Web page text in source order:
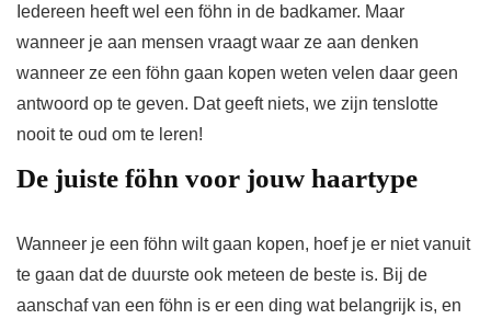
Iedereen heeft wel een föhn in de badkamer. Maar
wanneer je aan mensen vraagt waar ze aan denken
wanneer ze een föhn gaan kopen weten velen daar geen
antwoord op te geven. Dat geeft niets, we zijn tenslotte
nooit te oud om te leren!
De juiste föhn voor jouw haartype
Wanneer je een föhn wilt gaan kopen, hoef je er niet vanuit
te gaan dat de duurste ook meteen de beste is. Bij de
aanschaf van een föhn is er een ding wat belangrijk is, en